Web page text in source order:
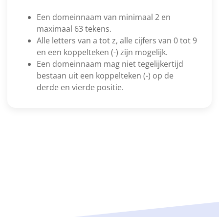
Een domeinnaam van minimaal 2 en
maximaal 63 tekens.
Alle letters van a tot z, alle cijfers van 0 tot 9
en een koppelteken (-) zijn mogelijk.
Een domeinnaam mag niet tegelijkertijd
bestaan uit een koppelteken (-) op de
derde en vierde positie.